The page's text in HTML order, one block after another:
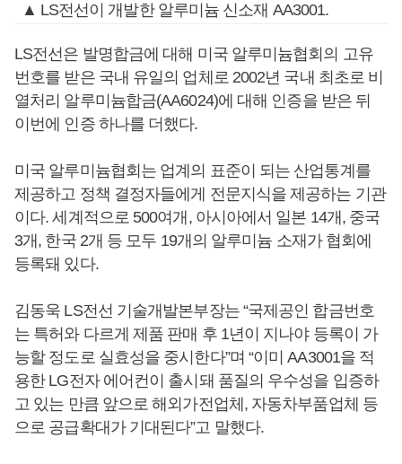
▲ LS전선이 개발한 알루미늄 신소재 AA3001.
LS전선은 발명합금에 대해 미국 알루미늄협회의 고유
번호를 받은 국내 유일의 업체로 2002년 국내 최초로 비
열처리 알루미늄합금(AA6024)에 대해 인증을 받은 뒤
이번에 인증 하나를 더했다.
미국 알루미늄협회는 업계의 표준이 되는 산업통계를
제공하고 정책 결정자들에게 전문지식을 제공하는 기관
이다. 세계적으로 500여개, 아시아에서 일본 14개, 중국
3개, 한국 2개 등 모두 19개의 알루미늄 소재가 협회에
등록돼 있다.
김동욱 LS전선 기술개발본부장는 “국제공인 합금번호
는 특허와 다르게 제품 판매 후 1년이 지나야 등록이 가
능할 정도로 실효성을 중시한다”며 “이미 AA3001을 적
용한 LG전자 에어컨이 출시돼 품질의 우수성을 입증하
고 있는 만큼 앞으로 해외가전업체, 자동차부품업체 등
으로 공급확대가 기대된다”고 말했다.